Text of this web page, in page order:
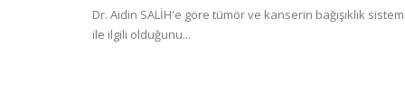
Dr. Aidin SALİH'e göre tümör ve kanserin bağışıklık
ile ilgili olduğunu...